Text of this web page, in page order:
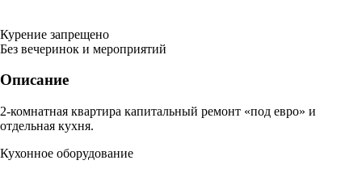
Курение запрещено
Без вечеринок и мероприятий
Описание
2-комнатная квартира капитальный ремонт «под евро» и
отдельная кухня.
Кухонное оборудование